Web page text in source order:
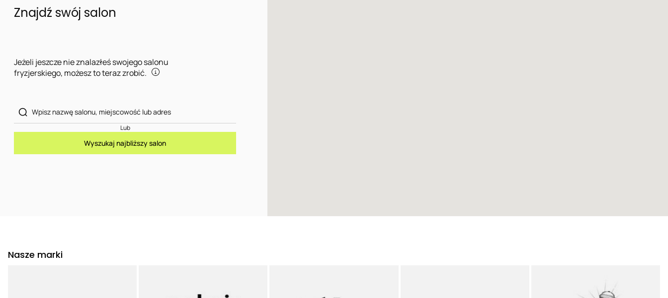
Znajdź swój salon
Jeżeli jeszcze nie znalazłeś swojego salonu
fryzjerskiego, możesz to teraz zrobić.
Lub
Wyszukaj najbliższy salon
Nasze marki